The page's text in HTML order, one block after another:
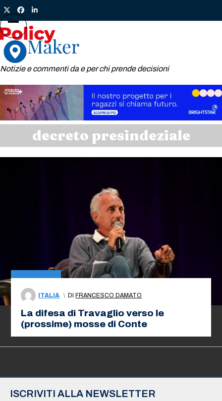
Skip
to
content
TwitterFacebook
LinkedIn
Notizie e commenti da e per chi prende decisioni
Open
mobile
menu
Close
mobile
menu
decreto presindeziale
ITALIA \ DIFRANCESCO DAMATO
La difesa di Travaglio verso le
(prossime) mosse di Conte
ISCRIVITI ALLA NEWSLETTER